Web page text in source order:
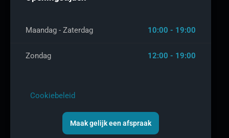
Maandag - Zaterdag 10:00 - 19:00
Zondag 12:00 - 19:00
Cookiebeleid
Maak gelijk een afspraak